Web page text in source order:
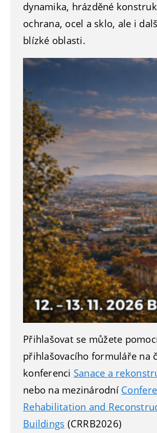
dynamika, hrázděné
ochrana, ocel a sklo, ale i
blízké oblasti.
Přihlašovat se můžete
přihlašovacího formuláře na
konferenci Sanace a
nebo na mezinárodní
Rehabilitation and
Buildings (CRRB2026)